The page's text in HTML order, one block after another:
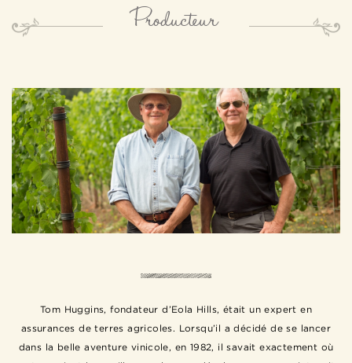
Producteur
Tom Huggins, fondateur d’Eola Hills, était un expert en
assurances de terres agricoles. Lorsqu’il a décidé de se lancer
dans la belle aventure vinicole, en 1982, il savait exactement où